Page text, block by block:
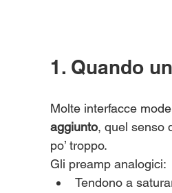
1. Quando
Molte interfacce
aggiunto, quel senso
po’ troppo.
Gli preamp analogici:
Tendono a